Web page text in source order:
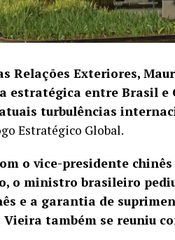
Relações Exteriores,
estratégica entre Brasil
turbulências
Estratégico Global.
o vice-presidente
o ministro brasileiro
e a garantia de
também se reuniu